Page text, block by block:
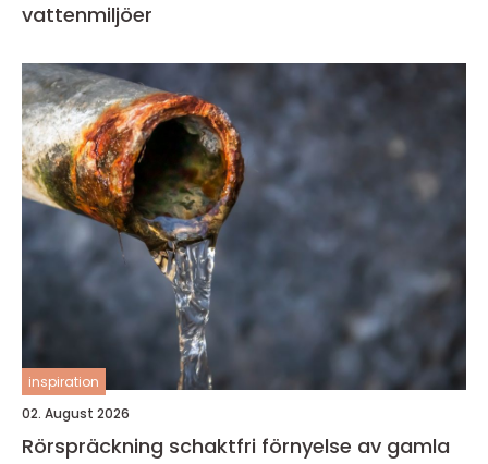
vattenmiljöer
inspiration
02. August 2026
Rörspräckning schaktfri förnyelse av gamla